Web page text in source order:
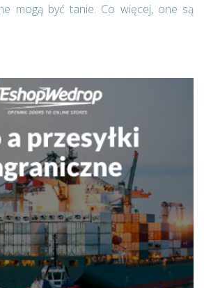
mogą być tanie. Co więcej, one są